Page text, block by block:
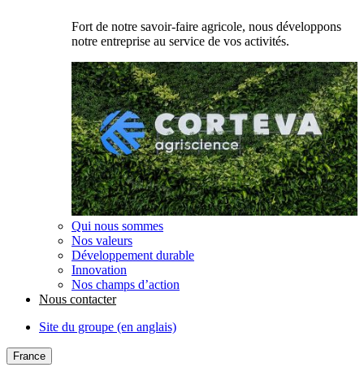
Fort de notre savoir-faire agricole, nous développons
notre entreprise au service de vos activités.
Qui nous sommes
Nos valeurs
Développement durable
Innovation
Nos champs d’action
Nous contacter
Site du groupe (en anglais)
France